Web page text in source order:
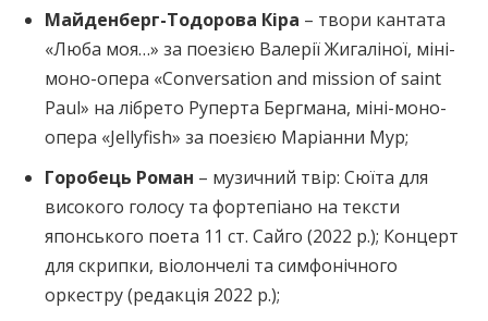
Майденберг-Тодорова Кіра – твори кантата
«Люба моя…» за поезією Валерії Жигаліної, міні-
моно-опера «Conversation and mission of saint
Paul» на лібрето Руперта Бергмана, міні-моно-
опера «Jellyfish» за поезією Маріанни Мур;
Горобець Роман – музичний твір: Сюїта для
високого голосу та фортепіано на тексти
японського поета 11 ст. Сайго (2022 р.); Концерт
для скрипки, віолончелі та симфонічного
оркестру (редакція 2022 р.);